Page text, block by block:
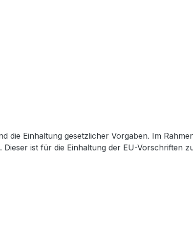
Einhaltung gesetzlicher Vorgaben. Im
ist für die Einhaltung der EU-Vorschriften